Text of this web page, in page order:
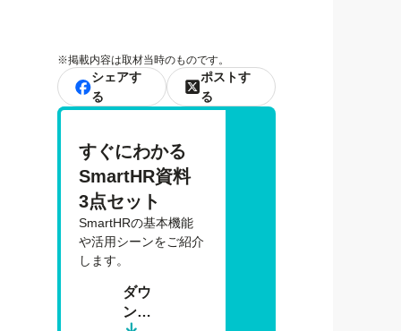
※掲載内容は取材当時のものです。
シェアす
る
ポストす
る
すぐにわかる
SmartHR資料
3点セット
SmartHRの基本機能
や活用シーンをご紹介
します。
ダウ
ン